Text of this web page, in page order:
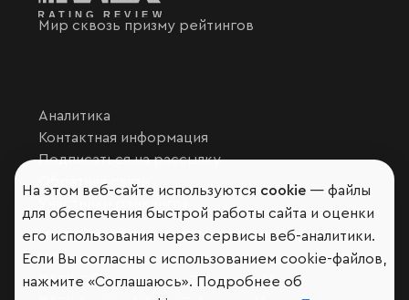
Мир сквозь призму рейтингов
Аналитика
Контактная информация
Подписаться на рассылку
Обратная связь
Участники рэнкингов
Мы в социальных сетях и мессенджерах
VK
RAEX Образование –Telegram,Max
На этом веб-сайте используются cookie — файлы
для обеспечения быстрой работы сайта и оценки
его использования через сервисы веб-аналитики.
Если Вы согласны с использованием cookie-файлов,
нажмите «Соглашаюсь». Подробнее об